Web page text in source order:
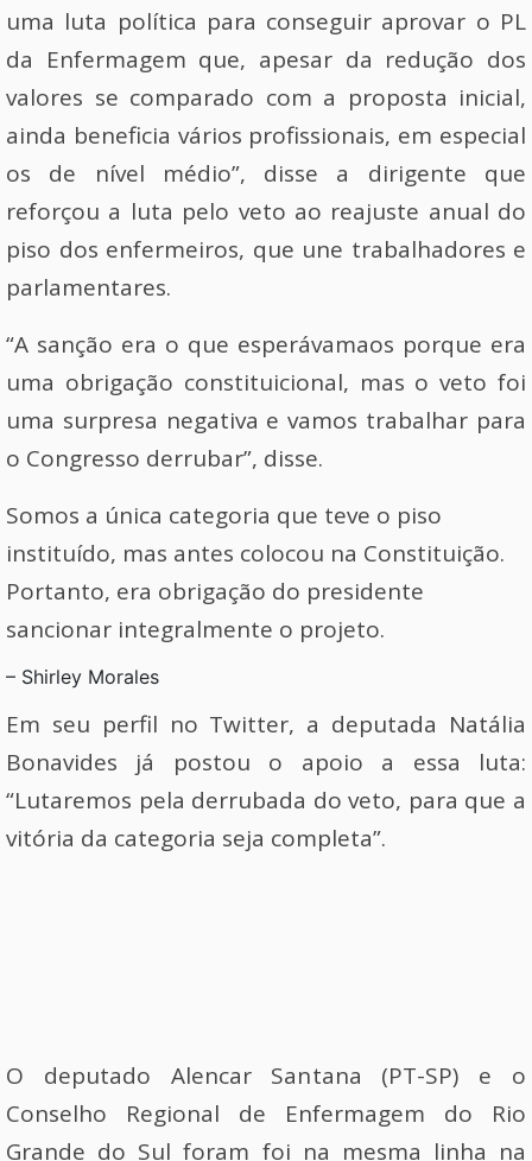
uma luta política para conseguir aprovar o PL
da Enfermagem que, apesar da redução dos
valores se comparado com a proposta inicial,
ainda beneficia vários profissionais, em especial
os de nível médio”, disse a dirigente que
reforçou a luta pelo veto ao reajuste anual do
piso dos enfermeiros, que une trabalhadores e
parlamentares.
“A sanção era o que esperávamaos porque era
uma obrigação constituicional, mas o veto foi
uma surpresa negativa e vamos trabalhar para
o Congresso derrubar”, disse.
Somos a única categoria que teve o piso
instituído, mas antes colocou na Constituição.
Portanto, era obrigação do presidente
sancionar integralmente o projeto.
– Shirley Morales
Em seu perfil no Twitter, a deputada Natália
Bonavides já postou o apoio a essa luta:
“Lutaremos pela derrubada do veto, para que a
vitória da categoria seja completa”.
O deputado Alencar Santana (PT-SP) e o
Conselho Regional de Enfermagem do Rio
Grande do Sul foram foi na mesma linha na